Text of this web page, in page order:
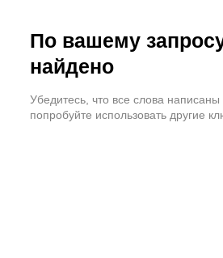
По вашему
найдено
Убедитесь, что все слова
попробуйте использовать другие